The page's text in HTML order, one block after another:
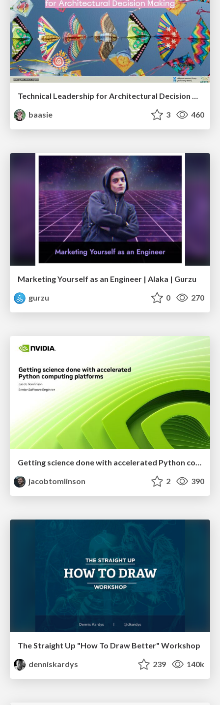
Technical Leadership for Architectural Decision Making
baasie
3 460
Marketing Yourself as an Engineer | Alaka | Gurzu
gurzu
0 270
jacobtomlinson
2 390
The Straight Up "How To Draw Better" Workshop
denniskardys
239 140k